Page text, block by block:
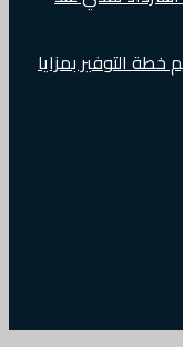
التوفير بمزايا